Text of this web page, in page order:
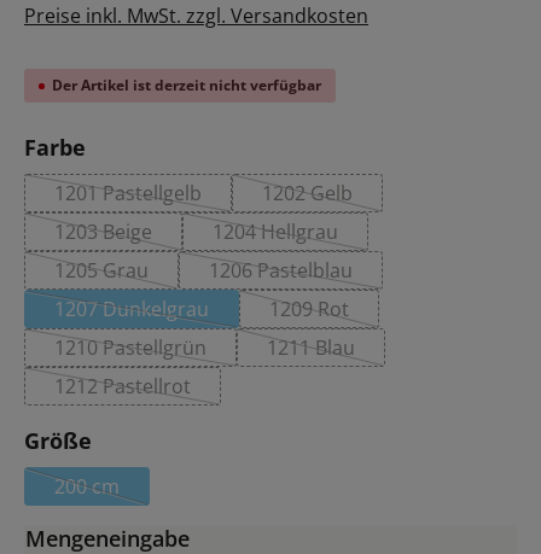
Preise inkl. MwSt. zzgl. Versandkosten
Der Artikel ist derzeit nicht verfügbar
Farbe
1201 Pastellgelb(Diese Option ist zurzeit nicht verfügbar.)
1202 Gelb(Diese Option ist zurzeit
1203 Beige(Diese Option ist zurzeit nicht verfügbar.)
1204 Hellgrau(Diese Option ist zurzeit nicht
1205 Grau(Diese Option ist zurzeit nicht verfügbar.)
1206 Pastelblau(Diese Option ist zurzeit nicht
1207 Dunkelgrau(Diese Option ist zurzeit nicht verfügbar.)
1209 Rot(Diese Option ist zurzeit
1210 Pastellgrün(Diese Option ist zurzeit nicht verfügbar.)
1211 Blau(Diese Option ist zurzeit
1212 Pastellrot(Diese Option ist zurzeit nicht verfügbar.)
Größe
200 cm(Diese Option ist zurzeit nicht verfügbar.)
Mengeneingabe